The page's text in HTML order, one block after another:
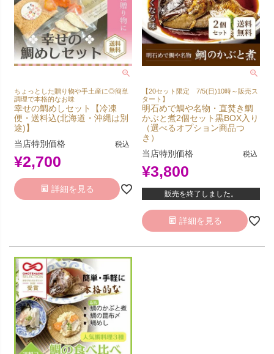
ちょっとした贈り物や手土産に◎簡単
調理で本格的なお味
幸せの鯛めしセット【冷凍
便・送料込(北海道・沖縄は別
途)】
当店特別価格
¥2,700
税込
詳細を見る
【20セット限定 7/5(日)10時～販売ス
タート】
明石めで鯛や名物・直焚き鯛
かぶと煮2個セット黒BOX入り
（選べるオプション商品つ
き）
当店特別価格
¥3,800
税込
販売を終了しました。
詳細を見る